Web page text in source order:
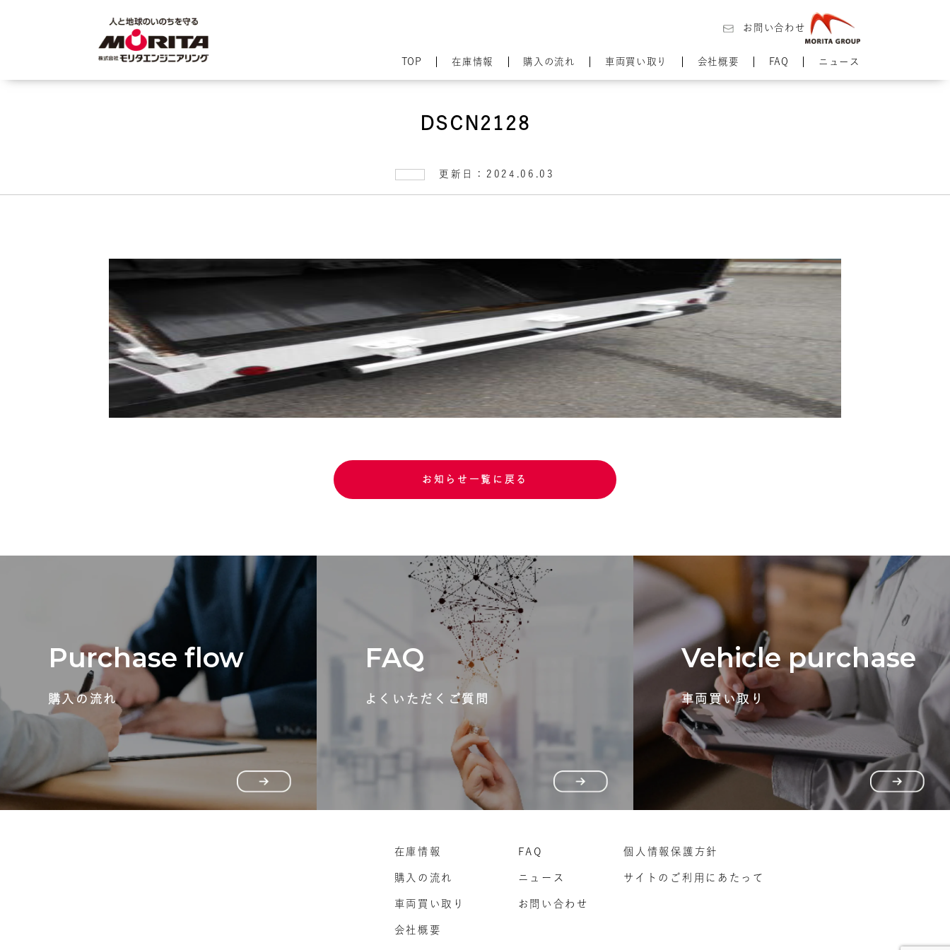
お問い合わせ
TOP 在庫情報 購入の流れ 車両買い取り 会社概要 FAQ ニュース
DSCN2128
更新日：2024.06.03
お知らせ一覧に戻る
Purchase flow
購入の流れ
FAQ
よくいただくご質問
Vehicle purchase
車両買い取り
在庫情報
購入の流れ
車両買い取り
会社概要
FAQ
ニュース
お問い合わせ
個人情報保護方針
サイトのご利用にあたって